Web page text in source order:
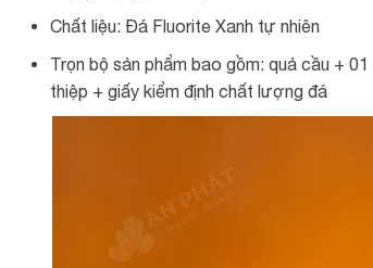
Chất liệu: Đá Fluorite Xanh tự nhiên
Trọn bộ sản phẩm bao gồm: quả cầu +
thiệp + giấy kiểm định chất lượng đá